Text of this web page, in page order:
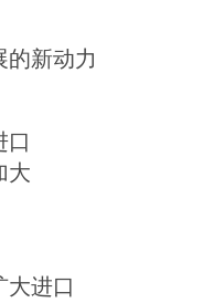
新动力
口
大
大进口